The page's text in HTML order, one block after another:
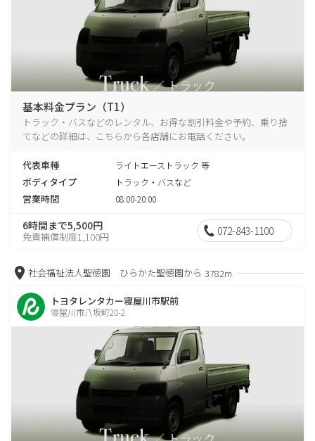
基本料金プラン（T1）
トラック・バスなどのレンタル、お得な割引料金や予約、乗り捨
てなどの詳細は、こちらから各店舗にお電話ください。
代表車種 ライトエーストラック 等
ボディタイプ トラック・バスなど
営業時間 08:00-20:00
6時間まで5,500円
免責補償制度1,100円 072-843-1100
社会福祉法人聖徳園 ひらかた聖徳園から 3782m
トヨタレンタカー寝屋川市駅前
寝屋川市八坂町20-2